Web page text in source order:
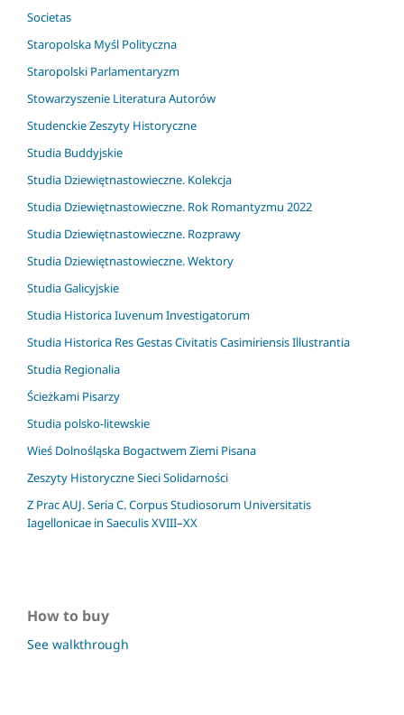
Societas
Staropolska Myśl Polityczna
Staropolski Parlamentaryzm
Stowarzyszenie Literatura Autorów
Studenckie Zeszyty Historyczne
Studia Buddyjskie
Studia Dziewiętnastowieczne. Kolekcja
Studia Dziewiętnastowieczne. Rok Romantyzmu 2022
Studia Dziewiętnastowieczne. Rozprawy
Studia Dziewiętnastowieczne. Wektory
Studia Galicyjskie
Studia Historica Iuvenum Investigatorum
Studia Historica Res Gestas Civitatis Casimiriensis Illustrantia
Studia Regionalia
Ścieżkami Pisarzy
Studia polsko-litewskie
Wieś Dolnośląska Bogactwem Ziemi Pisana
Zeszyty Historyczne Sieci Solidarności
Z Prac AUJ. Seria C. Corpus Studiosorum Universitatis
Iagellonicae in Saeculis XVIII–XX
How to buy
See walkthrough